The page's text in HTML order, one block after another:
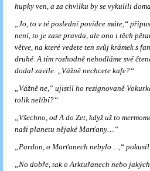
hupky ven, a za chvilku by se vykulili
„Jo, to v té poslední povídce máte,“
není, to je zase pravda, ale ono i těch
větve, na které vedete ten svůj krámek s
druhé. A tím rozhodně nehodláme své
dodal zavile. „Vážně nechcete kafe?“
„Vážně ne,“ ujistil ho rezignovaně
tolik nelíbí?“
„Všechno, od A do Zet, když už to
naši planetu nějaké Marťany…“
„Pardon, o Marťanech nebylo…,“ pokusil
„No dobře, tak o Arktuřanech nebo